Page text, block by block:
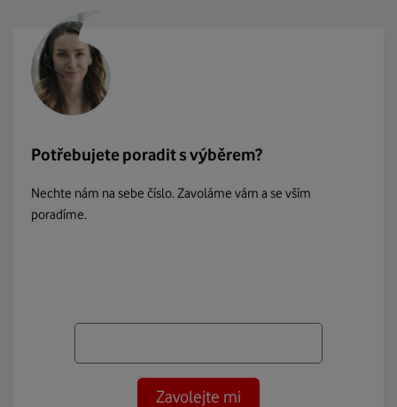
Potřebujete poradit s výběrem?
Nechte nám na sebe číslo. Zavoláme vám a se vším
poradíme.
Zavolejte mi